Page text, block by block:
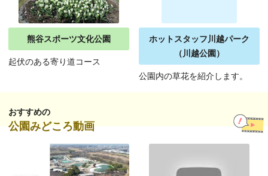
熊谷スポーツ文化公園
起伏のある寄り道コース
ホットスタッフ川越パーク
（川越公園）
公園内の草花を紹介します。
おすすめの
公園みどころ動画